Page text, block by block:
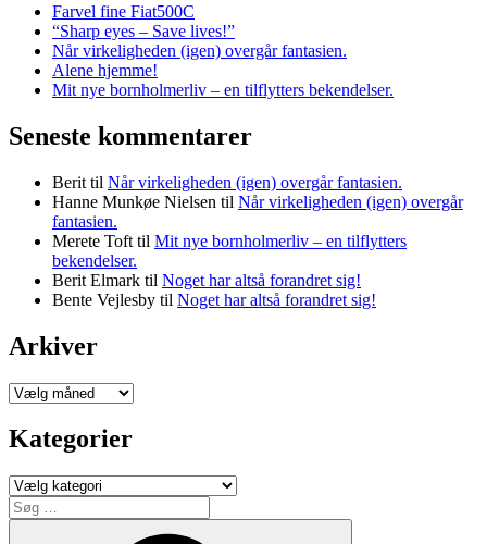
Farvel fine Fiat500C
“Sharp eyes – Save lives!”
Når virkeligheden (igen) overgår fantasien.
Alene hjemme!
Mit nye bornholmerliv – en tilflytters bekendelser.
Seneste kommentarer
Berit til Når virkeligheden (igen) overgår fantasien.
Hanne Munkøe Nielsen til Når virkeligheden (igen) overgår
fantasien.
Merete Toft til Mit nye bornholmerliv – en tilflytters
bekendelser.
Berit Elmark til Noget har altså forandret sig!
Bente Vejlesby til Noget har altså forandret sig!
Arkiver
Arkiver
Kategorier
Kategorier
Søg
efter: